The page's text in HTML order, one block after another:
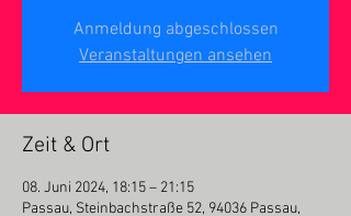
Anmeldung abgeschlossen
Veranstaltungen ansehen
Zeit & Ort
08. Juni 2024, 18:15 – 21:15
Passau, Steinbachstraße 52, 94036 Passau,